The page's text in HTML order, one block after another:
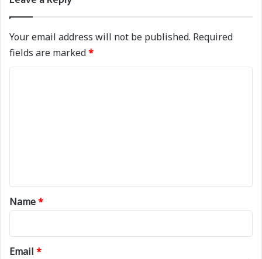
Your email address will not be published. Required
fields are marked*
*
Name*
Email *